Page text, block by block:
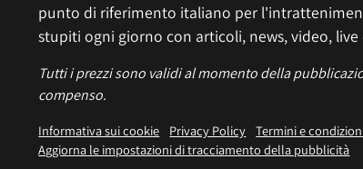
punto di riferimento italiano per
stupiti ogni giorno con articoli, news, video,
Tutti i prezzi sono validi al momento della
compenso.
Informativa sui cookie Privacy Policy Termini e
Aggiorna le impostazioni di tracciamento della pubblicità